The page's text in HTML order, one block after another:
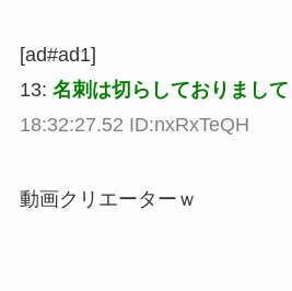
[ad#ad1]
13: 名刺は切らしておりまして
18:32:27.52 ID:nxRxTeQH
動画クリエーターｗ